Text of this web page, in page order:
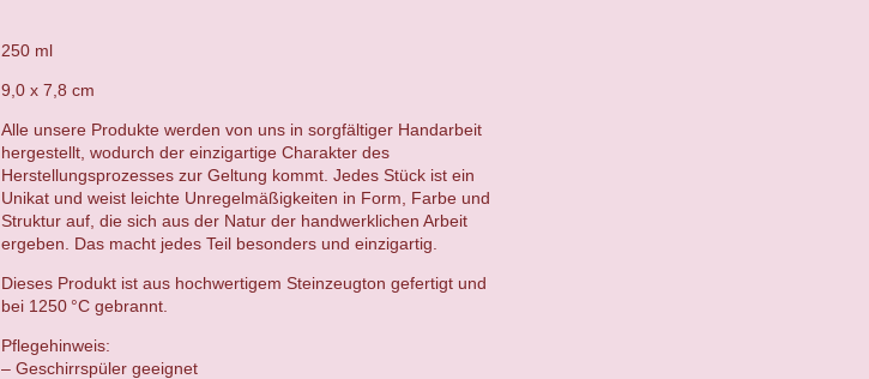
250 ml
9,0 x 7,8cm
Alle unsere Produkte werden von uns in sorgfältiger Handarbeit
hergestellt, wodurch der einzigartige Charakter des
Herstellungsprozesses zur Geltung kommt. Jedes Stück ist ein
Unikat und weist leichte Unregelmäßigkeiten in Form, Farbe und
Struktur auf, die sich aus der Natur der handwerklichen Arbeit
ergeben. Das macht jedes Teil besonders und einzigartig.
Dieses Produkt ist aus hochwertigem Steinzeugton gefertigt und
bei 1250 °C gebrannt.
Pflegehinweis:
– Geschirrspüler geeignet